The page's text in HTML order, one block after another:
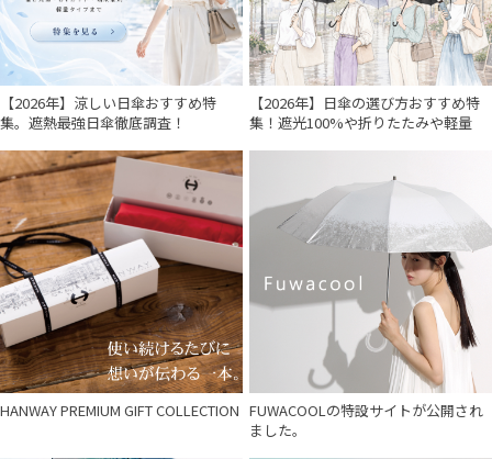
【2026年】涼しい日傘おすすめ特
集。遮熱最強日傘徹底調査！
【2026年】日傘の選び方おすすめ特
集！遮光100%や折りたたみや軽量
HANWAY PREMIUM GIFT COLLECTION FUWACOOLの特設サイトが公開され
ました。